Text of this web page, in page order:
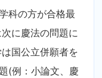
科の方が合格最
に慶法の問題に
国公立併願者を
(例：小論文、慶